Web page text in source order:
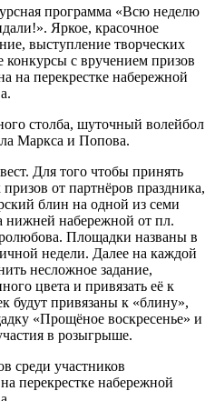
программа «Всю неделю
Яркое, красочное
выступление творческих
с вручением призов
на перекрестке набережной
столба, шуточный волейбол
Маркса и Попова.
Для того чтобы принять
от партнёров праздника,
блин на одной из семи
набережной от пл.
Площадки названы в
недели. Далее на каждой
несложное задание,
цвета и привязать её к
будут привязаны к «блину»,
«Прощёное воскресенье» и
в розыгрыше.
среди участников
перекрестке набережной